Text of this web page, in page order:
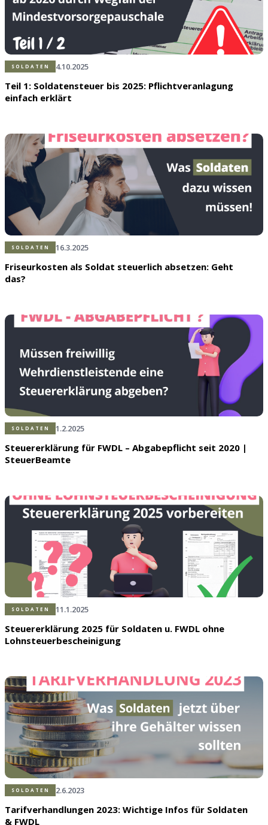
SOLDATEN 4.10.2025
Teil 1: Soldatensteuer bis 2025: Pflichtveranlagung
einfach erklärt
SOLDATEN 16.3.2025
Friseurkosten als Soldat steuerlich absetzen: Geht
das?
SOLDATEN 1.2.2025
Steuererklärung für FWDL – Abgabepflicht seit 2020 |
SteuerBeamte
SOLDATEN 11.1.2025
Steuererklärung 2025 für Soldaten u. FWDL ohne
Lohnsteuerbescheinigung
SOLDATEN 2.6.2023
Tarifverhandlungen 2023: Wichtige Infos für Soldaten
& FWDL